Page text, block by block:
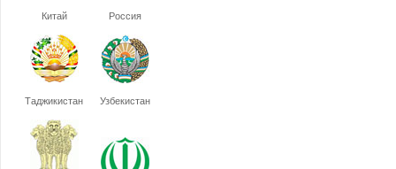
Китай Россия
Таджикистан Узбекистан